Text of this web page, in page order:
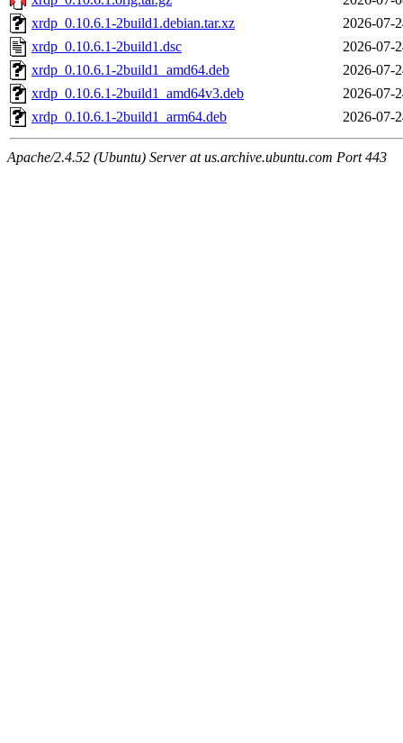
xrdp_0.10.6.1-2build1.debian.tar.xz
2026-07-
xrdp_0.10.6.1-2build1.dsc
2026-07-
xrdp_0.10.6.1-2build1_amd64.deb
2026-07-
xrdp_0.10.6.1-2build1_amd64v3.deb
2026-07-
xrdp_0.10.6.1-2build1_arm64.deb
2026-07-
Apache/2.4.52 (Ubuntu) Server at us.archive.ubuntu.com Port 443